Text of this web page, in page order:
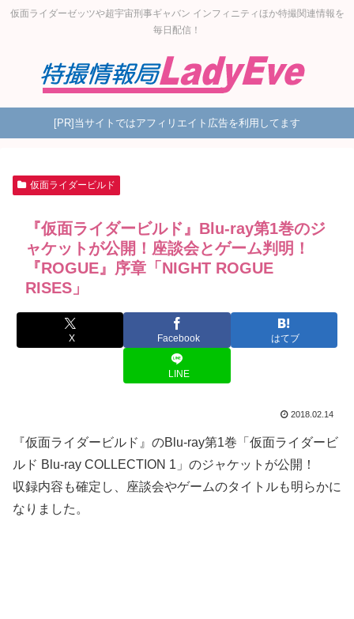
仮面ライダーゼッツや超宇宙刑事ギャバン インフィニティほか特撮関連情報を
毎日配信！
[PR]当サイトではアフィリエイト広告を利用してます
仮面ライダービルド
『仮面ライダービルド』Blu-ray第1巻のジ
ャケットが公開！座談会とゲーム判明！
『ROGUE』序章「NIGHT ROGUE
RISES」
X Facebook はてブ
LINE
2018.02.14
『仮面ライダービルド』のBlu-ray第1巻「仮面ライダービ
ルド Blu-ray COLLECTION 1」のジャケットが公開！
収録内容も確定し、座談会やゲームのタイトルも明らかに
なりました。